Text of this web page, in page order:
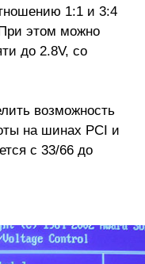
1:1 и 3:4
этом можно
до 2.8V, со
возможность
на шинах PCI и
с 33/66 до